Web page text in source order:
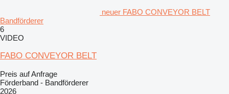
neuer FABO CONVEYOR BELT
Bandförderer
6
VIDEO
FABO CONVEYOR BELT
Preis auf Anfrage
Förderband - Bandförderer
2026